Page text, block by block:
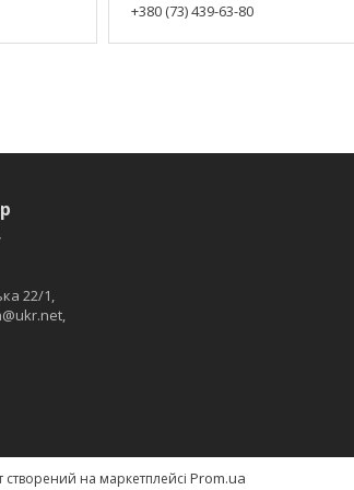
+380 (73) 439-63-80
22/1,
створений на маркетплейсі Prom.ua